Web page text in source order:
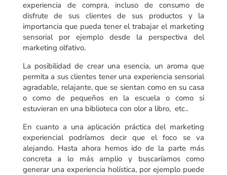
experiencia de compra, incluso de consumo de
disfrute de sus clientes de sus productos y la
importancia que pueda tener el trabajar el marketing
sensorial por ejemplo desde la perspectiva del
marketing olfativo.
La posibilidad de crear una esencia, un aroma que
permita a sus clientes tener una experiencia sensorial
agradable, relajante, que se sientan como en su casa
o como de pequeños en la escuela o como si
estuvieran en una biblioteca con olor a libro, etc..
En cuanto a una aplicación práctica del marketing
experiencial podríamos decir que el foco se va
alejando. Hasta ahora hemos ido de la parte más
concreta a lo más amplio y buscaríamos como
generar una experiencia holística, por ejemplo puede